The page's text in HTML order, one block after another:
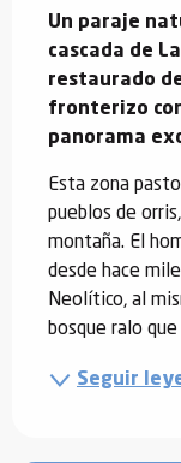
Un paraje
cascada de
restaurado
fronterizo
panorama
Esta zona
pueblos de
montaña. El
desde hace
Neolítico, al
bosque ralo que
Seguir